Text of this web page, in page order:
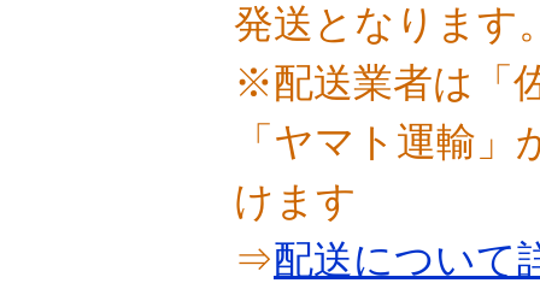
発送となります
※配送業者は「
「ヤマト運輸
けます
⇒配送について